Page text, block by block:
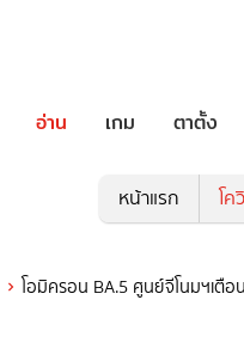
อ่าน เกม ตาตั้ง
หน้าแรก โค
โอมิครอน BA.5 ศูนย์จีโนมฯเตื